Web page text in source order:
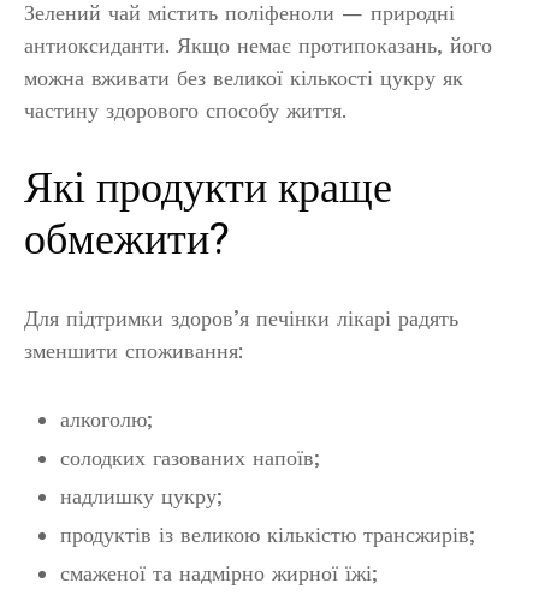
Зелений чай містить поліфеноли — природні
антиоксиданти. Якщо немає протипоказань, його
можна вживати без великої кількості цукру як
частину здорового способу життя.
Які продукти краще
обмежити?
Для підтримки здоров’я печінки лікарі радять
зменшити споживання:
алкоголю;
солодких газованих напоїв;
надлишку цукру;
продуктів із великою кількістю трансжирів;
смаженої та надмірно жирної їжі;